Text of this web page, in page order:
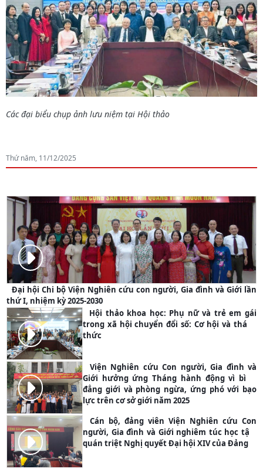
Các đại biểu chụp ảnh lưu niệm tại Hội thảo
Thứ năm, 11/12/2025
PHOTO
Đại hội Chi bộ Viện Nghiên cứu con người, Gia đình và Giới lần
thứ I, nhiệm kỳ 2025-2030
PHOTO
Hội thảo khoa học: Phụ nữ và trẻ em gái
trong xã hội chuyển đổi số: Cơ hội và thách
thức
PHOTO
Viện Nghiên cứu Con người, Gia đình và
Giới hưởng ứng Tháng hành động vì bình
đẳng giới và phòng ngừa, ứng phó với bạo
lực trên cơ sở giới năm 2025
PHOTO
Cán bộ, đảng viên Viện Nghiên cứu Con
người, Gia đình và Giới nghiêm túc học tập,
quán triệt Nghị quyết Đại hội XIV của Đảng